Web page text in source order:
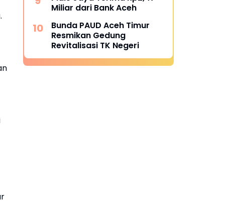
Miliar dari Bank Aceh
Bunda PAUD Aceh Timur
Resmikan Gedung
Revitalisasi TK Negeri